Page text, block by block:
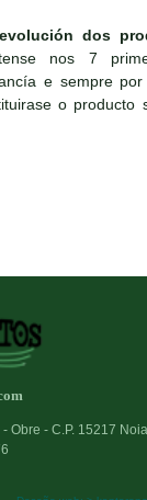
dos
nos 7
e sempre
o producto
Obre - C.P. 15217